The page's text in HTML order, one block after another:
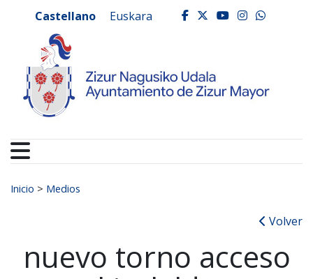
Ayuntamiento de
Castellano Euskara facebook
twitter
youtube
Buscar:
Inicio > Medios
Volver
nuevo torno acceso